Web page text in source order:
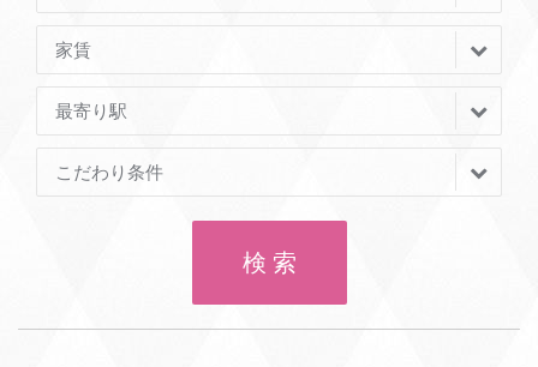
家賃
最寄り駅
こだわり条件
検 索